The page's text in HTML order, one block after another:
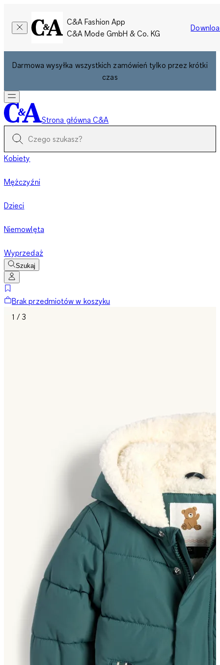
C&A Fashion App
C&A Mode GmbH & Co. KG
Darmowa wysyłka wszystkich zamówień tylko przez krótki
czas
Strona główna C&A
Kobiety
Mężczyźni
Dzieci
Niemowlęta
Wyprzedaż
Szukaj
Brak przedmiotów w koszyku
1 / 3